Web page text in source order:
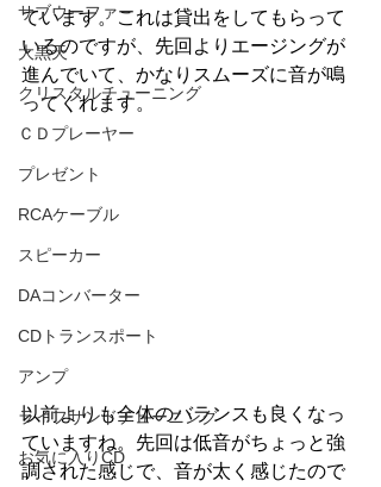
サブウーファー
大黒天
クリスタルチューニング
ＣＤプレーヤー
プレゼント
RCAケーブル
スピーカー
DAコンバーター
CDトランスポート
アンプ
ライフサンドチューニング
お気に入りCD
ています。これは貸出をしてもらって
いるのですが、先回よりエージングが
進んでいて、かなりスムーズに音が鳴
ってくれます。
以前よりも全体のバランスも良くなっ
ていますね。先回は低音がちょっと強
調された感じで、音が太く感じたので